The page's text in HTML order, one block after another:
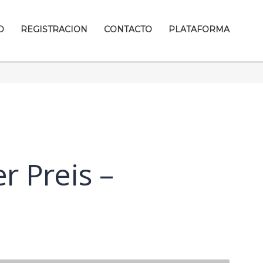
REGISTRACION CONTACTO PLATAFORMA
Preis –